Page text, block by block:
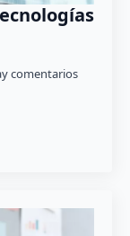
comentarios